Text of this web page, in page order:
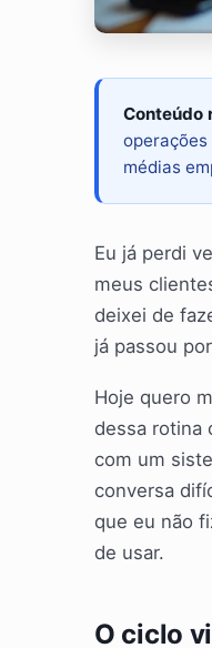
Conteúdo
médias
Eu já perdi
meus
deixei de
já passou
Hoje quero
dessa rotina
com um
conversa
que eu não
de usar.
O ciclo